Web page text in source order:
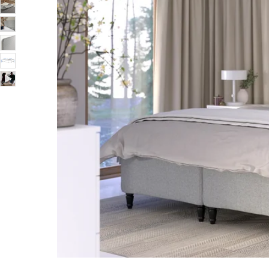
Image zoomed out, normal view